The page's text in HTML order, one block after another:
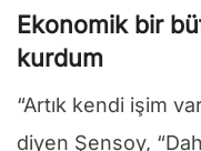
Ekonomik bir
kurdum
“Artık kendi işim
diyen Şensoy,